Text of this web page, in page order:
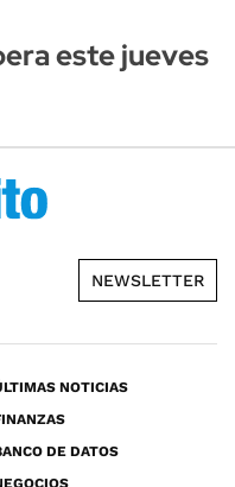
este jueves
NEWSLETTER
NOTICIAS
DE DATOS